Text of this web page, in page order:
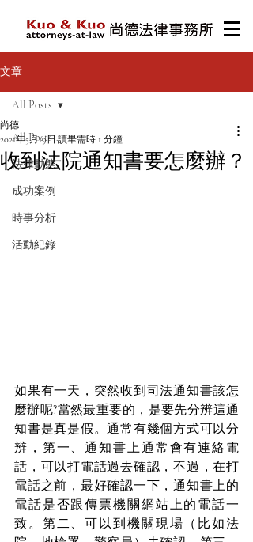
文章
All Posts
法律動態
成功案例
時事分析
活動紀錄
All Posts
收到法院通知書要怎麼辦？
尚德
2021年5月19日 讀畢需時 1 分鐘
如果有一天，突然收到司法通知書該怎
麼辦呢?當然最重要的，是要先分辨這通
知書是真是假。通常有幾個方式可以分
辨，第一、通知書上通常會有連絡電
話，可以打電話過去確認，不過，在打
電話之前，最好確認一下，通知書上的
電話是否跟傳票機關網站上的電話一
致。第二、可以到機關現場（比如法